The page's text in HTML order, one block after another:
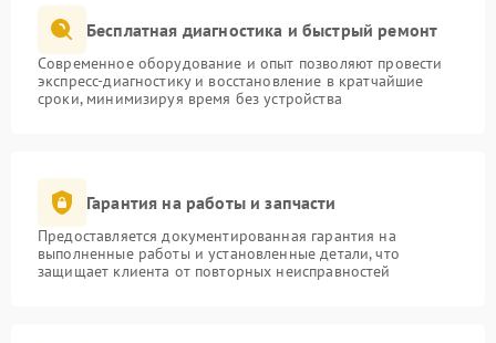
Бесплатная диагностика и быстрый ремонт
Современное оборудование и опыт позволяют провести
экспресс-диагностику и восстановление в кратчайшие
сроки, минимизируя время без устройства
Гарантия на работы и запчасти
Предоставляется документированная гарантия на
выполненные работы и установленные детали, что
защищает клиента от повторных неисправностей